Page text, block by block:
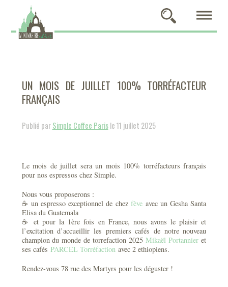
UN MOIS DE JUILLET 100% TORRÉFACTEUR
FRANÇAIS
Publié parSimple Coffee Parisle 11 juillet 2025
Le mois de juillet sera un mois 100% torréfacteurs français
pour nos espressos chez Simple.
Nous vous proposerons :
☕️ un espresso exceptionnel de chez fèveavec un Gesha Santa
Elisa du Guatemala
☕️ et pour la 1ère fois en France, nous avons le plaisir et
l’excitation d’accueillir les premiers cafés de notre nouveau
champion du monde de torrefaction 2025 Mikaël Portannieret
ses cafés PARCEL Torréfactionavec 2 ethiopiens.
Rendez-vous 78 rue des Martyrs pour les déguster !